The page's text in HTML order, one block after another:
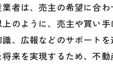
者は、売主の希望に合
のように、売主や買い
、広報などのサポート
来を実現するため、不